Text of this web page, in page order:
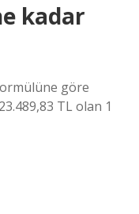
kadar
göre
TL olan 1